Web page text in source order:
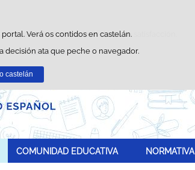
para obter estatísticas de uso e satisfacción.
do nosoaviso legal.
Verá os contidos en castelán.
decisión ata que peche o navegador.
castelán
COMUNIDAD EDUCATIVA NORMATIVA